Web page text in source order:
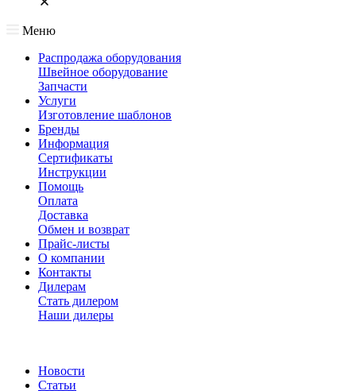
Меню
Распродажа оборудования
Швейное оборудование
Запчасти
Услуги
Изготовление шаблонов
Бренды
Информация
Сертификаты
Инструкции
Помощь
Оплата
Доставка
Обмен и возврат
Прайс-листы
О компании
Контакты
Дилерам
Стать дилером
Наши дилеры
Новости
Статьи